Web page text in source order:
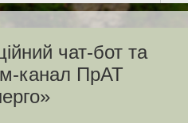
чат-бот та
канал ПрАТ